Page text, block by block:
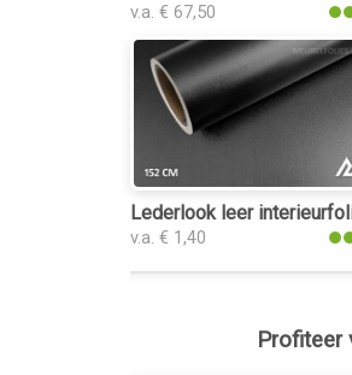
v.a. € 67,50
Lederlook leer
v.a. € 1,40
Profiteer